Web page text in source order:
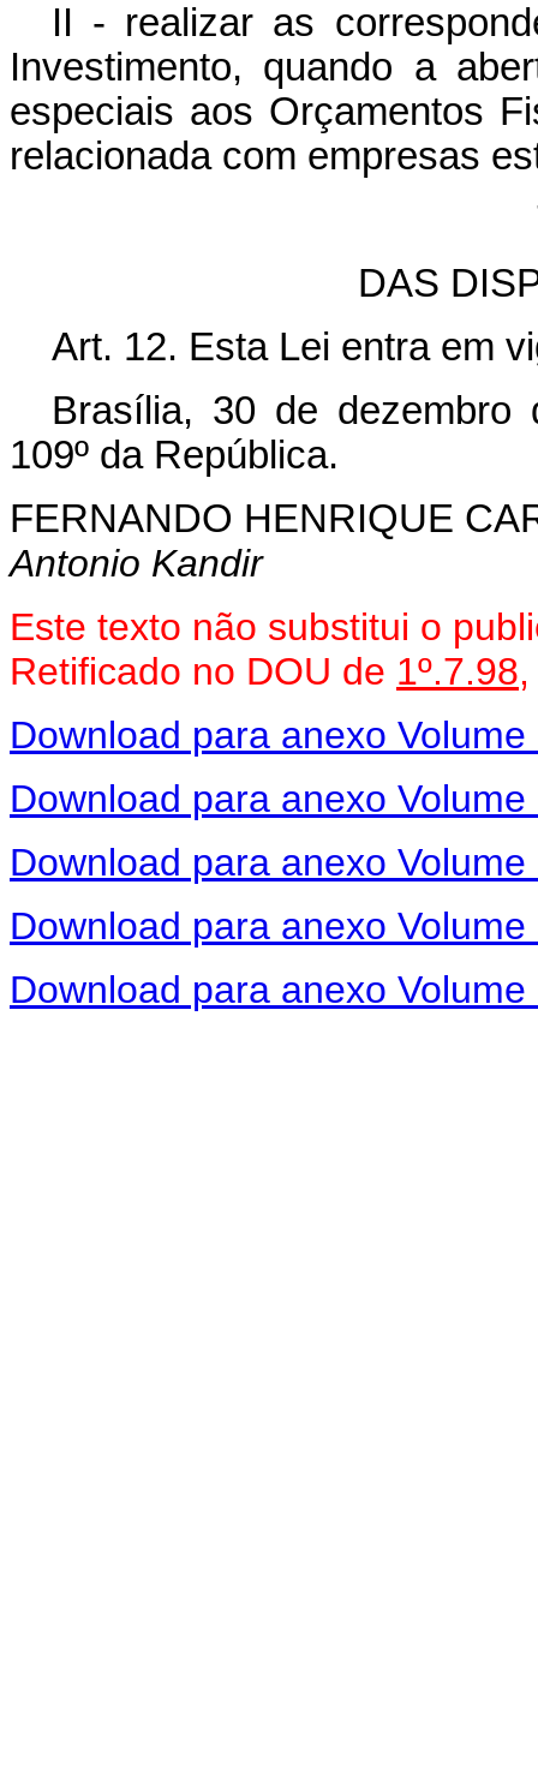
II - realizar as
Investimento, quando a
especiais aos Orçamentos
relacionada com empresas
DAS
Art. 12. Esta Lei entra em
Brasília, 30 de dezembro
109º da República.
FERNANDO HENRIQUE
Antonio Kandir
Este texto não substitui o
Retificado no DOU de 1º.7.98
Download para anexo Volume
Download para anexo Volume
Download para anexo
Download para anexo
Download para anexo Volume